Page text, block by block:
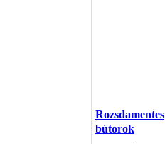
Rozsdamentes
bútorok